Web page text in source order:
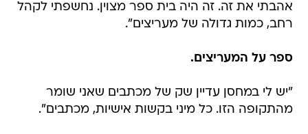
אהבתי את זה. זה היה בית ספר מצוין. נחשפתי לקהל
רחב, כמות גדולה של מעריצים".
ספר על המעריצים.
"יש לי במחסן עדיין שק של מכתבים שאני שומר
מהתקופה הזו. כל מיני בקשות אישיות, מכתבים".